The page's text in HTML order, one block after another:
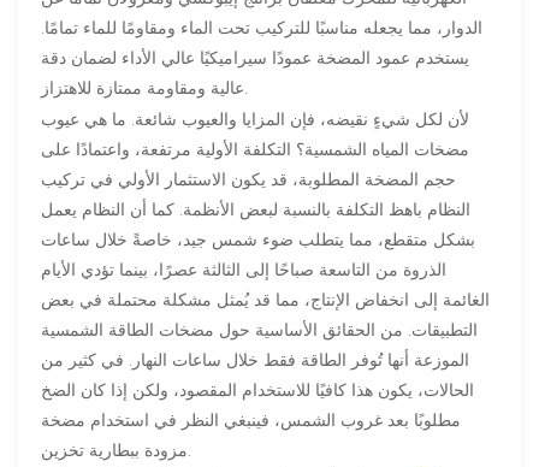
الدوار، مما يجعله مناسبًا للتركيب تحت الماء ومقاومًا للماء تمامًا.
يستخدم عمود المضخة عمودًا سيراميكيًا عالي الأداء لضمان دقة
عالية ومقاومة ممتازة للاهتزاز.
لأن لكل شيءٍ نقيضه، فإن المزايا والعيوب شائعة. ما هي عيوب
مضخات المياه الشمسية؟ التكلفة الأولية مرتفعة، واعتمادًا على
حجم المضخة المطلوبة، قد يكون الاستثمار الأولي في تركيب
النظام باهظ التكلفة بالنسبة لبعض الأنظمة. كما أن النظام يعمل
بشكل متقطع، مما يتطلب ضوء شمس جيد، خاصةً خلال ساعات
الذروة من التاسعة صباحًا إلى الثالثة عصرًا، بينما تؤدي الأيام
الغائمة إلى انخفاض الإنتاج، مما قد يُمثل مشكلة محتملة في بعض
التطبيقات. من الحقائق الأساسية حول مضخات الطاقة الشمسية
الموزعة أنها تُوفر الطاقة فقط خلال ساعات النهار. في كثير من
الحالات، يكون هذا كافيًا للاستخدام المقصود، ولكن إذا كان الضخ
مطلوبًا بعد غروب الشمس، فينبغي النظر في استخدام مضخة
مزودة ببطارية تخزين.